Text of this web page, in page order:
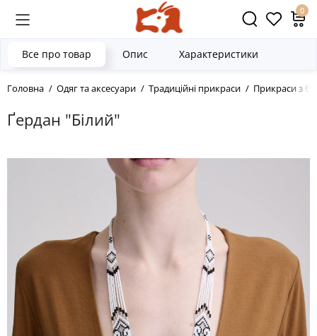
0
Головна Одяг та аксесуари Традиційні прикраси Прикраси з
Ґердан "Білий"
Все про товар Опис Характеристики